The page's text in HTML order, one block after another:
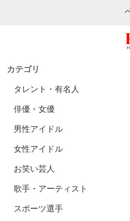
カテゴリ
タレント・有名人
俳優・女優
男性アイドル
女性アイドル
お笑い芸人
歌手・アーティスト
スポーツ選手